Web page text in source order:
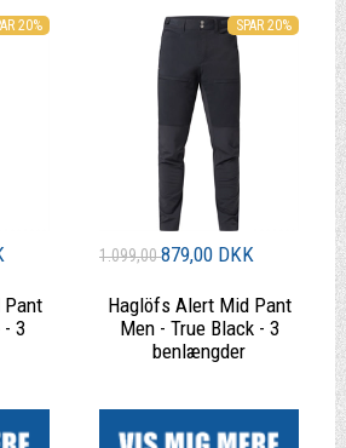
20%
- 3
SPAR 20%
1.099,00879,00 DKK
Haglöfs Alert Mid Pant
Men - True Black - 3
benlængder